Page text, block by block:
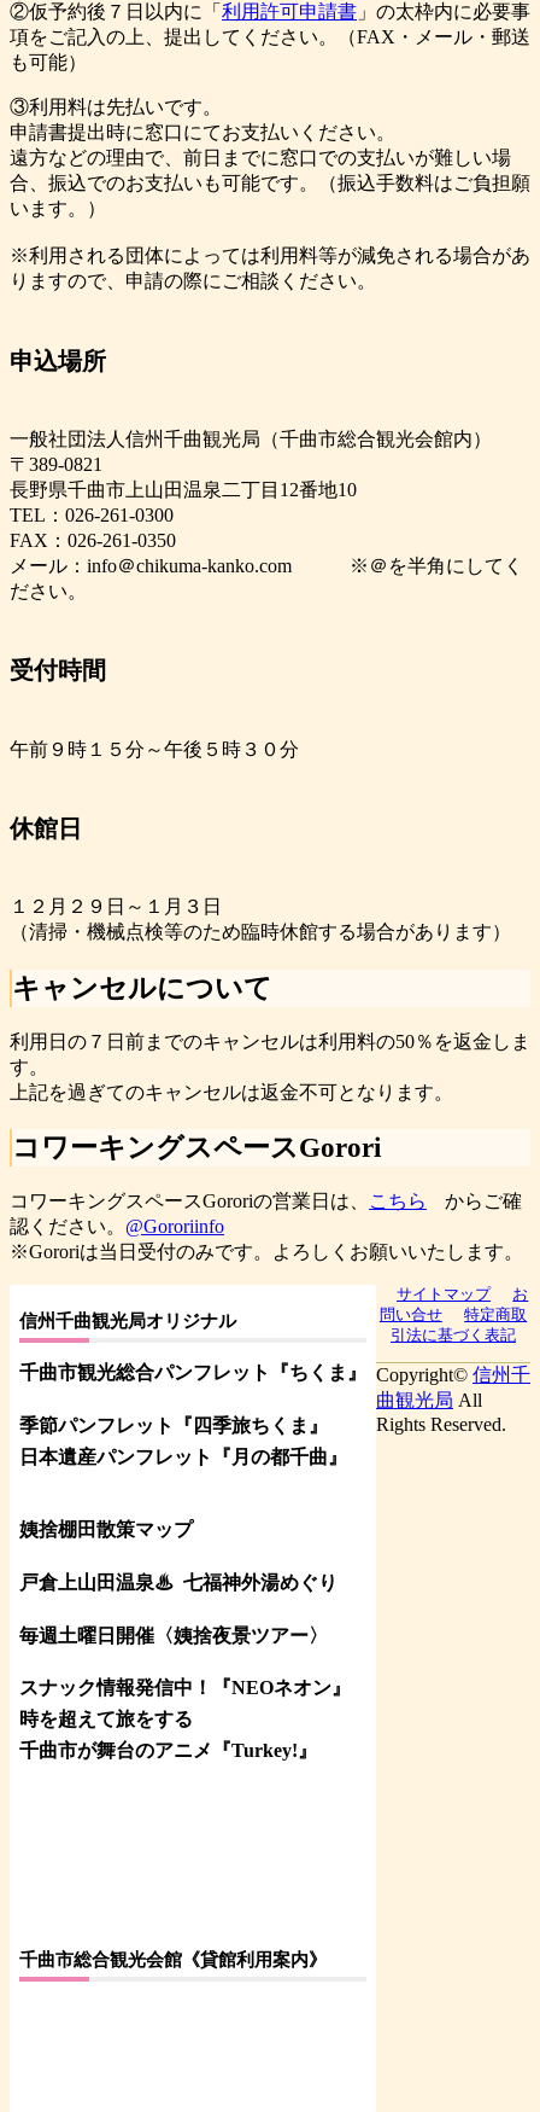
②仮予約後７日以内に「 利用許可申請書 」の太枠内に必要事
項をご記入の上、提出してください。（FAX・メール・郵送
も可能）
③利用料は先払いです。
申請書提出時に窓口にてお支払いください。
遠方などの理由で、前日までに窓口での支払いが難しい場
合、振込でのお支払いも可能です。（振込手数料はご負担願
います。）
※利用される団体によっては利用料等が減免される場合があ
りますので、申請の際にご相談ください。
申込場所
一般社団法人信州千曲観光局（千曲市総合観光会館内）
〒389-0821
長野県千曲市上山田温泉二丁目12番地10
TEL：026-261-0300
FAX：026-261-0350
メール：info＠chikuma-kanko.com ※＠を半角にしてく
ださい。
受付時間
午前９時１５分～午後５時３０分
休館日
１２月２９日～１月３日
（清掃・機械点検等のため臨時休館する場合があります）
キャンセルについて
利用日の７日前までのキャンセルは利用料の50％を返金しま
す。
上記を過ぎてのキャンセルは返金不可となります。
コワーキングスペースGorori
コワーキングスペースGororiの営業日は、 こちら
からご確
認ください。 @Gororiinfo
※Gororiは当日受付のみです。よろしくお願いいたします。
信州千曲観光局オリジナル
千曲市観光総合パンフレット 『ちくま 』
季節パンフレット『四季旅ちくま』
日本遺産パンフレット
『月の都千曲 』
姨捨棚田散策マップ
戸倉上山田温泉♨ 七福神外湯めぐり
毎週土曜日開催〈姨捨夜景ツアー〉
スナック情報発信中！『NEOネオン』
時を超えて旅をする
千曲市が舞台のアニメ『Turkey!』
千曲市総合観光会館《貸館利用案内》
サイトマップ
お
問い合せ
特定商取
引法に基づく表記
Copyright© 信州千
曲観光局 All
Rights Reserved.